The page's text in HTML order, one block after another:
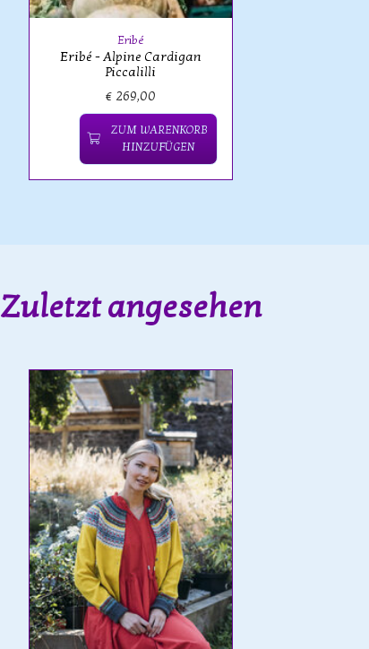
Eribé
Eribé - Alpine Cardigan
Piccalilli
€ 269,00
ZUM WARENKORB
HINZUFÜGEN
Zuletzt angesehen